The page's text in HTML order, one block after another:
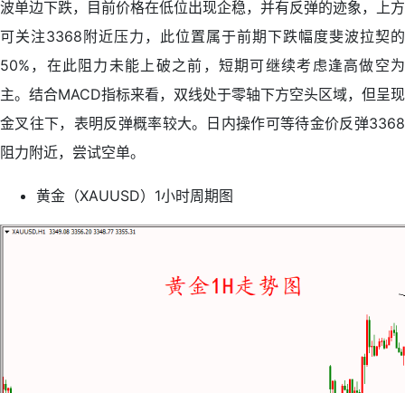
波单边下跌，目前价格在低位出现企稳，并有反弹的迹象，上方
可关注3368附近压力，此位置属于前期下跌幅度斐波拉契的
50%，在此阻力未能上破之前，短期可继续考虑逢高做空为
主。结合MACD指标来看，双线处于零轴下方空头区域，但呈现
金叉往下，表明反弹概率较大。日内操作可等待金价反弹3368
阻力附近，尝试空单。
黄金（XAUUSD）1小时周期图